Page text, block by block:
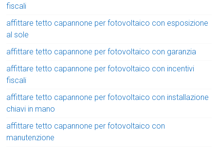
fiscali
affittare tetto capannone per fotovoltaico con esposizione
al sole
affittare tetto capannone per fotovoltaico con garanzia
affittare tetto capannone per fotovoltaico con incentivi
fiscali
affittare tetto capannone per fotovoltaico con installazione
chiavi in mano
affittare tetto capannone per fotovoltaico con
manutenzione